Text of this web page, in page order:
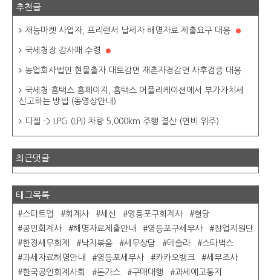
추천글
재능마켓 사업자, 프리랜서 납세자 해명자료 제출요구 대응
국세청장 감사패 수령
농업회사법인 현물출자 대토감면 재촌자경감면 사후검증 대응
국세청 홈택스 홈페이지, 홈택스 어플리케이션에서 부가가치세
신고하는 방법 (동영상안내)
디젤 -> LPG (LPI) 차량 5,000km 주행 결산 (연비 위주)
최근댓글
태그목록
스타트업 회계사 세신 영등포구회계사
혈당
공인회계사
해명자료제출안내 영등포구세무사
창업지원단
한경세무회계
낙지볶음 세무상담 테슬라
스타벅스
과세자료해명안내
영등포세무사 카카오뱅크
세무조사
한국공인회계사회
돈가스 구매대행
과세예고통지